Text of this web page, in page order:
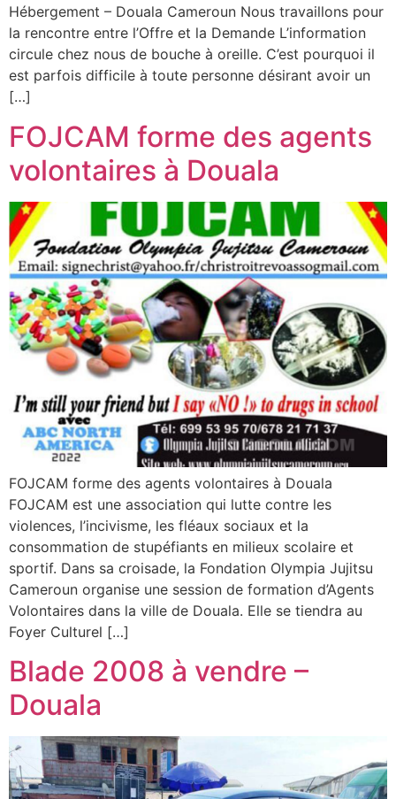
Hébergement – Douala Cameroun Nous travaillons pour
la rencontre entre l’Offre et la Demande L’information
circule chez nous de bouche à oreille. C’est pourquoi il
est parfois difficile à toute personne désirant avoir un
[…]
FOJCAM forme des agents
volontaires à Douala
FOJCAM forme des agents volontaires à Douala
FOJCAM est une association qui lutte contre les
violences, l’incivisme, les fléaux sociaux et la
consommation de stupéfiants en milieux scolaire et
sportif. Dans sa croisade, la Fondation Olympia Jujitsu
Cameroun organise une session de formation d’Agents
Volontaires dans la ville de Douala. Elle se tiendra au
Foyer Culturel […]
Blade 2008 à vendre –
Douala